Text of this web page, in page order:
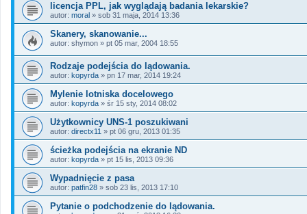
licencja PPL, jak wyglądają badania lekarskie?
autor: moral » sob 31 maja, 2014 13:36
Skanery, skanowanie...
autor: shymon » pt 05 mar, 2004 18:55
Rodzaje podejścia do lądowania.
autor: kopyrda » pn 17 mar, 2014 19:24
Mylenie lotniska docelowego
autor: kopyrda » śr 15 sty, 2014 08:02
Użytkownicy UNS-1 poszukiwani
autor: directx11 » pt 06 gru, 2013 01:35
ścieżka podejścia na ekranie ND
autor: kopyrda » pt 15 lis, 2013 09:36
Wypadnięcie z pasa
autor: patfin28 » sob 23 lis, 2013 17:10
Pytanie o podchodzenie do lądowania.